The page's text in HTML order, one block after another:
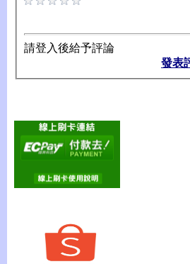
請登入後給予評論
發表